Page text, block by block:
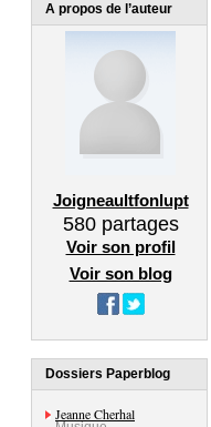
A propos de l’auteur
Joigneaultfonlupt
580partages
Voir son profil
Voir son blog
Dossiers Paperblog
Jeanne Cherhal